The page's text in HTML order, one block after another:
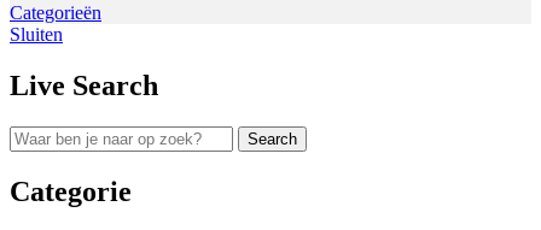
Categorieën
Sluiten
Live Search
Search
Categorie